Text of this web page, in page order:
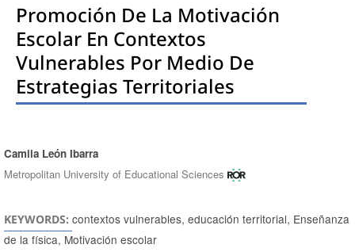
Promoción De La Motivación
Escolar En Contextos
Vulnerables Por Medio De
Estrategias Territoriales
Authors
Camila León Ibarra
Metropolitan University of Educational Sciences
KEYWORDS: contextos vulnerables, educación territorial, Enseñanza
de la física, Motivación escolar